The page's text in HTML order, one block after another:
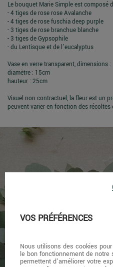
Le bouquet Marie Simple est composé
- 4 tiges de rose rose Avalanche
- 4 tiges de rose fuschia deep purple
- 3 tiges de rose branchue blanche
- 3 tiges de Gypsophile
- du Lentisque et de l'eucalyptus
Vase en verre transparent, dimensions :
diamètre : 15cm
hauteur : 25cm
Visuel non contractuel, la fleur est un
peuvent varier en fonction des récoltes
VOS PRÉFÉRENCES
Nous utilisons des cookies
le bon fonctionnement de notre
permettent d'améliorer votre